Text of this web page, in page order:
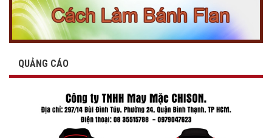
QUẢNG CÁO